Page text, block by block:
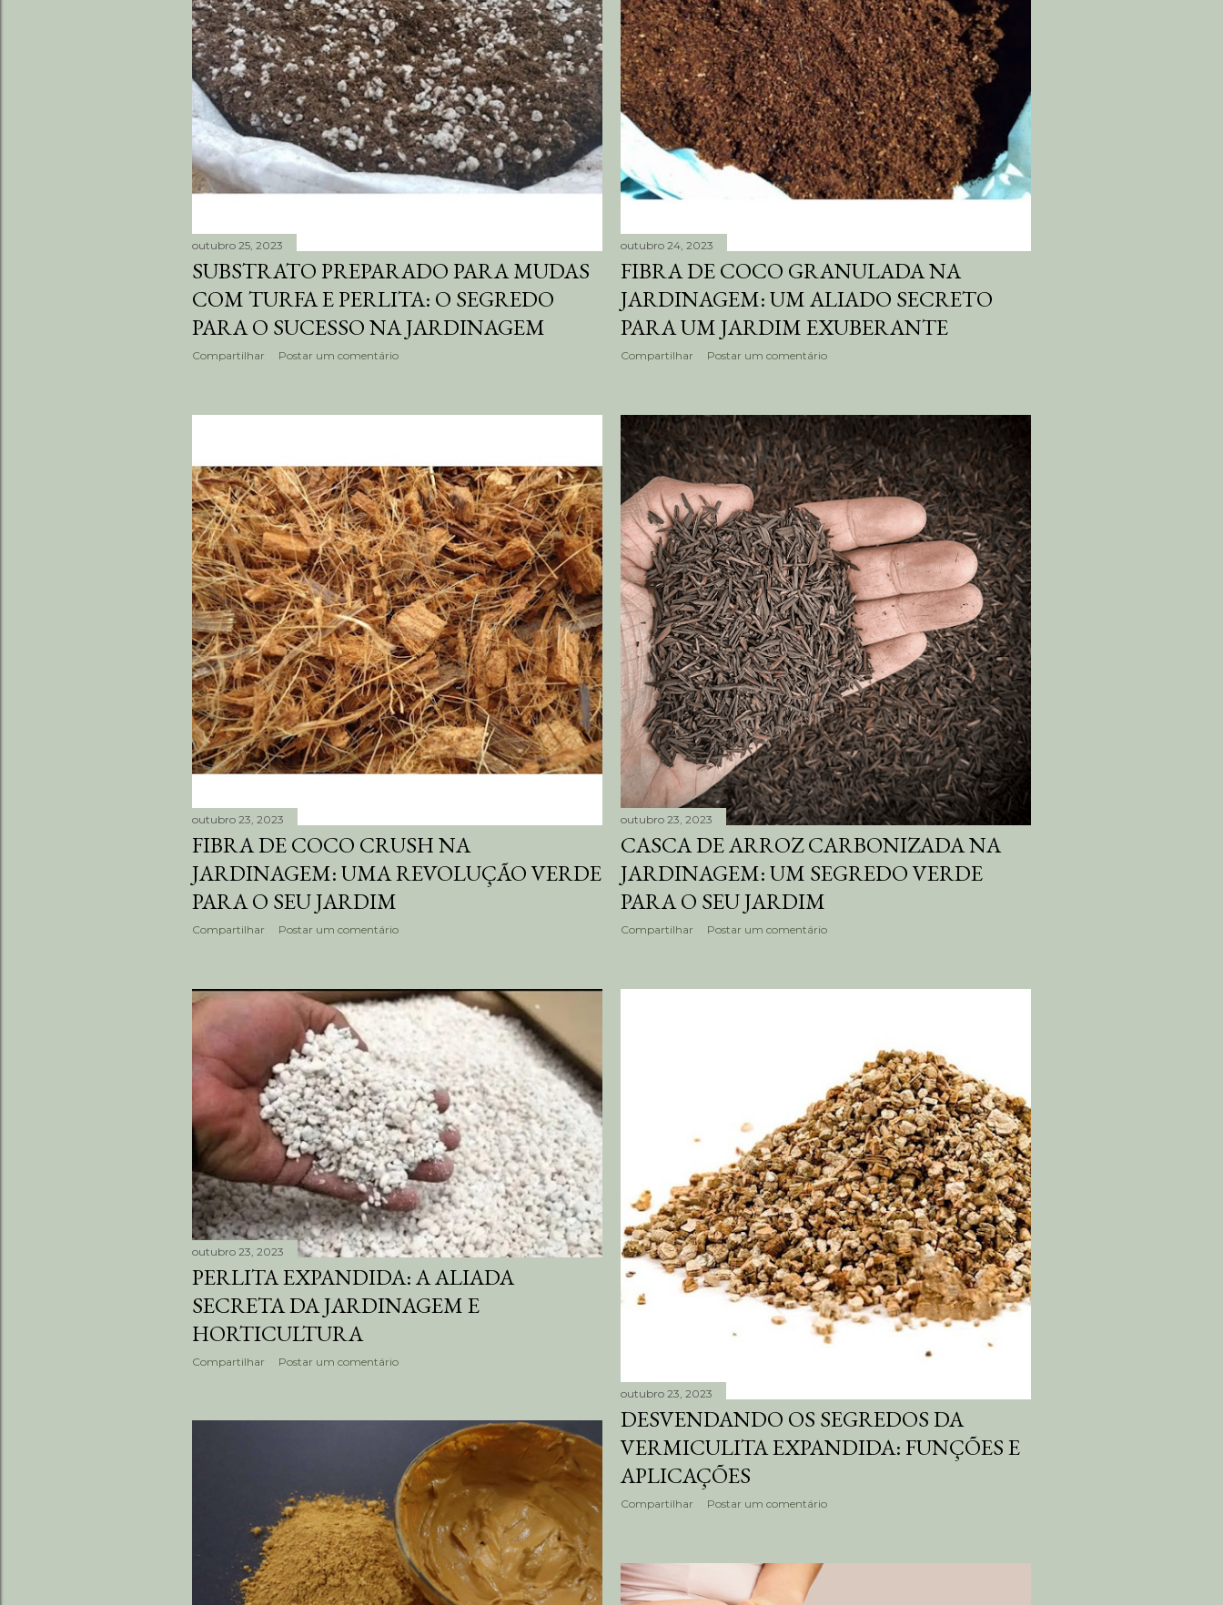
n
s
outubro 25, 2023
SUBSTRATO PREPARADO PARA MUDAS
COM TURFA E PERLITA: O SEGREDO
PARA O SUCESSO NA JARDINAGEM
Compartilhar Postar um comentário
outubro 24, 2023
FIBRA DE COCO GRANULADA NA
JARDINAGEM: UM ALIADO SECRETO
PARA UM JARDIM EXUBERANTE
Compartilhar Postar um comentário
outubro 23, 2023
FIBRA DE COCO CRUSH NA
JARDINAGEM: UMA REVOLUÇÃO VERDE
PARA O SEU JARDIM
Compartilhar Postar um comentário
outubro 23, 2023
CASCA DE ARROZ CARBONIZADA NA
JARDINAGEM: UM SEGREDO VERDE
PARA O SEU JARDIM
Compartilhar Postar um comentário
outubro 23, 2023
PERLITA EXPANDIDA: A ALIADA
SECRETA DA JARDINAGEM E
HORTICULTURA
Compartilhar Postar um comentário
outubro 23, 2023
DESVENDANDO OS SEGREDOS DA
VERMICULITA EXPANDIDA: FUNÇÕES E
APLICAÇÕES
Compartilhar Postar um comentário